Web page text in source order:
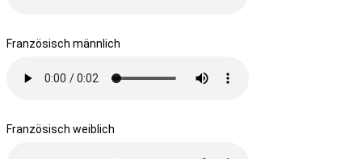
Französisch männlich
Französisch weiblich